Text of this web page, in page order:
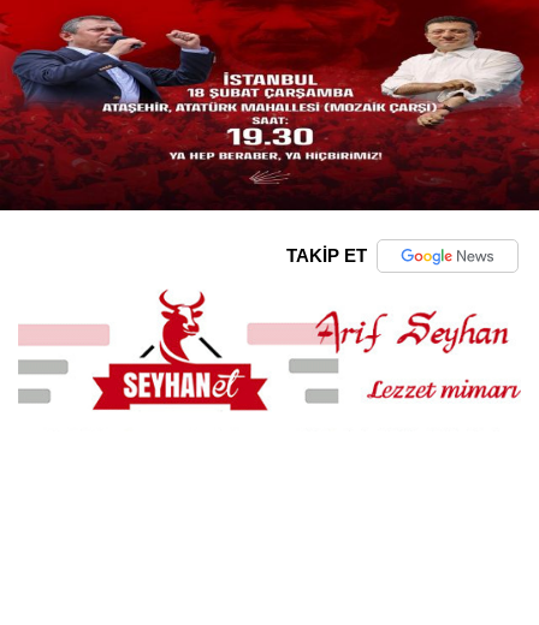
TAKİP ET